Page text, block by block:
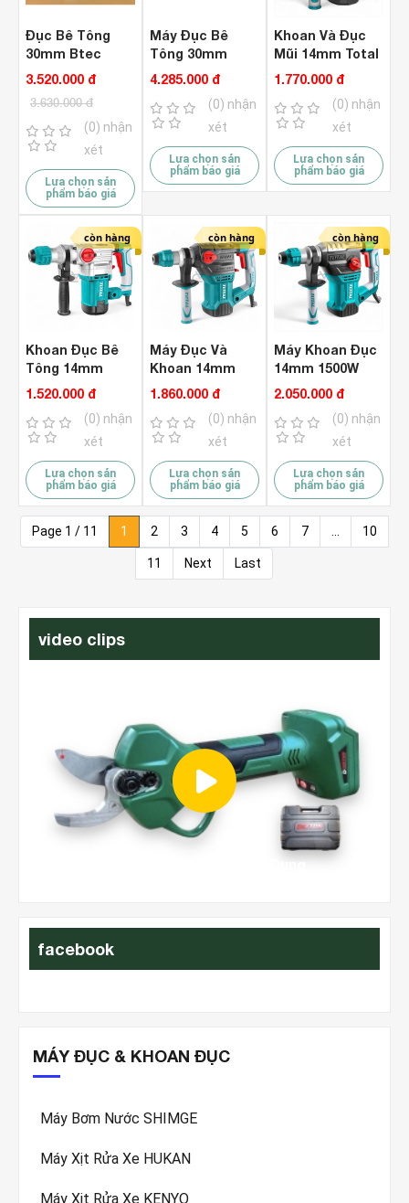
video clips
facebook
MÁY ĐỤC & KHOAN ĐỤC
Máy Bơm Nước SHIMGE
Máy Xịt Rửa Xe HUKAN
Máy Xịt Rửa Xe KENYO
Đục Bê Tông
30mm Btec
8079A Hammer
3.520.000 đ
3.630.000 đ
(0) nhận
xét
Lựa chọn sản
phẩm báo giá
Máy Đục Bê
Tông 30mm
Kainuo 8816
4.285.000 đ
(0) nhận
xét
Lựa chọn sản
phẩm báo giá
Khoan Và Đục
Mũi 14mm Total
TH110286 ( 3
1.770.000 đ
(0) nhận
xét
Lựa chọn sản
phẩm báo giá
còn hàng
Khoan Đục Bê
Tông 14mm
Total TH110266 (
1.520.000 đ
(0) nhận
xét
Lựa chọn sản
phẩm báo giá
còn hàng
Máy Đục Và
Khoan 14mm
Total TH1153216
1.860.000 đ
(0) nhận
xét
Lựa chọn sản
phẩm báo giá
còn hàng
Máy Khoan Đục
14mm 1500W
Total TH1153236
2.050.000 đ
(0) nhận
xét
Lựa chọn sản
phẩm báo giá
Page 1 / 11 1 2 3 4 5 6 7 10
11 Next Last